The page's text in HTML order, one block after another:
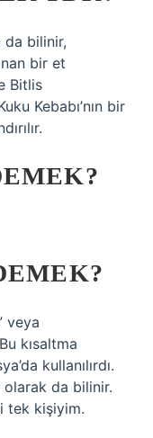
da bilinir,
bir et
Bitlis
Kebabı’nın bir
veya
kısaltma
kullanılırdı.
olarak da bilinir.
tek kişiyim.